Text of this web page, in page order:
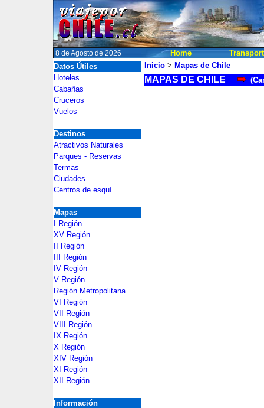
8 de Agosto de 2026 Home
Datos Útiles
Hoteles
Cabañas
Cruceros
Vuelos
Destinos
Atractivos Naturales
Parques - Reservas
Termas
Ciudades
Centros de esquí
Mapas
I Región
XV Región
II Región
III Región
IV Región
V Región
Región Metropolitana
VI Región
VII Región
VIII Región
IX Región
X Región
XIV Región
XI Región
XII Región
Información
Inicio > Mapas de Chile
MAPAS DE CHILE (